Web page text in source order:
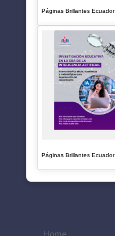
Páginas Brillantes Ecuador
Páginas Brillantes Ecuador